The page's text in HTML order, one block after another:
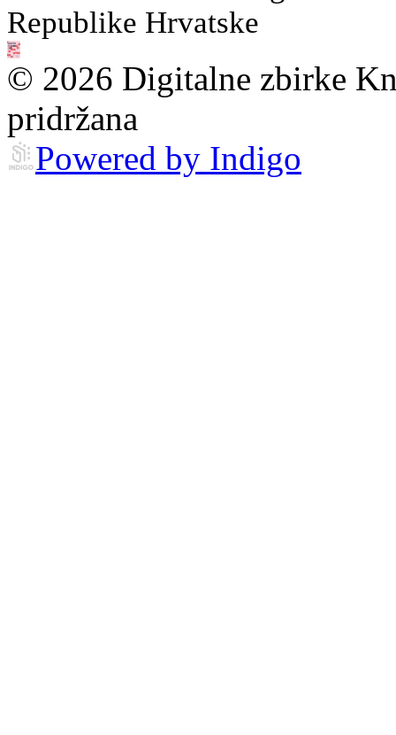
Republike Hrvatske
© 2026 Digitalne zbirke
pridržana
Powered by Indigo